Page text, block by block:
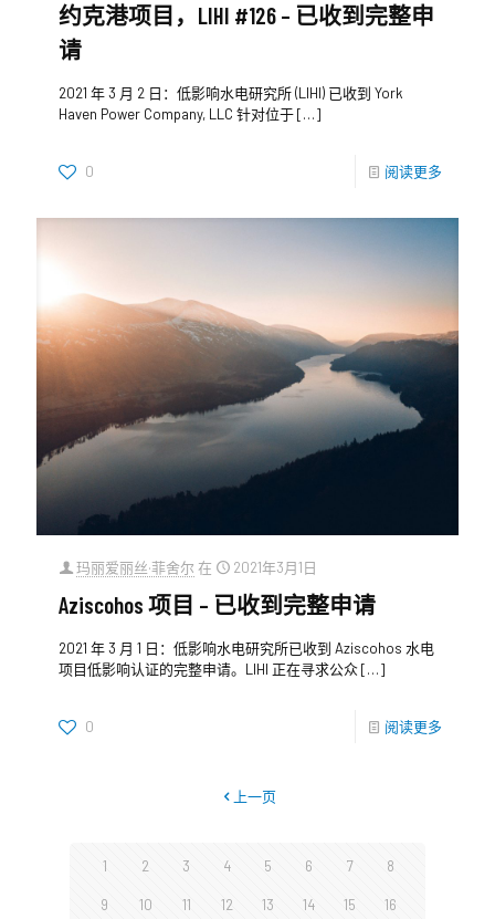
约克港项目，LIHI #126 – 已收到完整申
请
2021 年 3 月 2 日：低影响水电研究所 (LIHI) 已收到 York
Haven Power Company, LLC 针对位于[…]
0 阅读更多
玛丽爱丽丝·菲舍尔 在 2021年3月1日
Aziscohos 项目 – 已收到完整申请
2021 年 3 月 1 日：低影响水电研究所已收到 Aziscohos 水电
项目低影响认证的完整申请。LIHI 正在寻求公众[…]
0 阅读更多
上一页
1 2 3 4 5 6 7 8
9 10 11 12 13 14 15 16